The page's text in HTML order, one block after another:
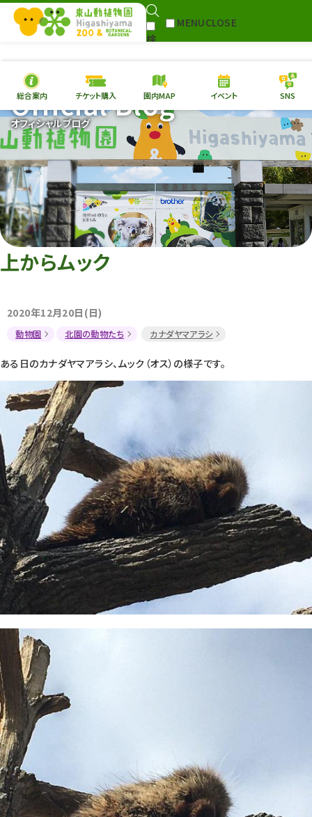
検
MENUCLOSE
本日の開園情報 チケ
園内MAP イベント
総合案内
動物園 植物園
再生プラン
東山動植物園
への支援
総合案内 チケット購入 園内MAP イベント SNS
オフィシャルブログ
Official Blog
上からムック
2020年12月20日(日)
動物園 北園の動物たち カナダヤマアラシ
ある日のカナダヤマアラシ、ムック（オス）の様子です。